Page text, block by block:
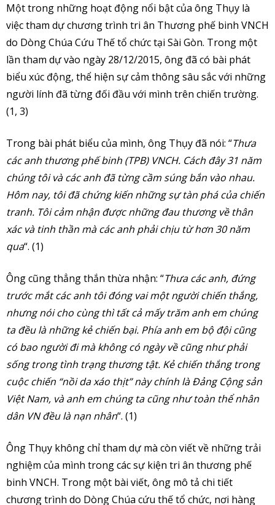
Một trong những hoạt động nổi bật của ông Thụy là
việc tham dự chương trình tri ân Thương phế binh VNCH
do Dòng Chúa Cứu Thế tổ chức tại Sài Gòn. Trong một
lần tham dự vào ngày 28/12/2015, ông đã có bài phát
biểu xúc động, thể hiện sự cảm thông sâu sắc với những
người lính đã từng đối đầu với mình trên chiến trường.
(1, 3)
Trong bài phát biểu của mình, ông Thụy đã nói: “Thưa
các anh thương phế binh (TPB) VNCH. Cách đây 31 năm
chúng tôi và các anh đã từng cầm súng bắn vào nhau.
Hôm nay, tôi đã chứng kiến những sự tàn phá của chiến
tranh. Tôi cảm nhận được những đau thương về thân
xác và tinh thần mà các anh phải chịu từ hơn 30 năm
qua“. (1)
Ông cũng thẳng thắn thừa nhận: “Thưa các anh, đứng
trước mắt các anh tôi đóng vai một người chiến thắng,
nhưng nói cho cùng thì tất cả mấy trăm anh em chúng
ta đều là những kẻ chiến bại. Phía anh em bộ đội cũng
có bao người đi mà không có ngày về cũng như phải
sống trong tình trạng thương tật. Kẻ chiến thắng trong
cuộc chiến “nồi da xáo thịt” này chính là Đảng Cộng sản
Việt Nam, và anh em chúng ta cũng như toàn thể nhân
dân VN đều là nạn nhân“. (1)
Ông Thụy không chỉ tham dự mà còn viết về những trải
nghiệm của mình trong các sự kiện tri ân thương phế
binh VNCH. Trong một bài viết, ông mô tả chi tiết
chương trình do Dòng Chúa cứu thế tổ chức, nơi hàng